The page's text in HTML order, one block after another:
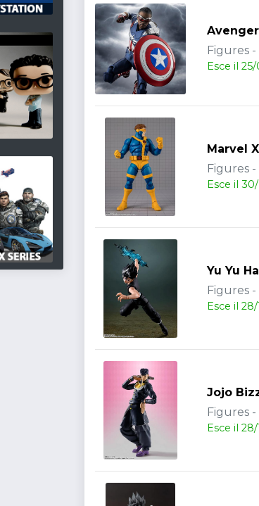
Figures
Esce il
Marvel
Figures
Esce il
Yu Yu
Figures
Esce il
Jojo
Figures
Esce il